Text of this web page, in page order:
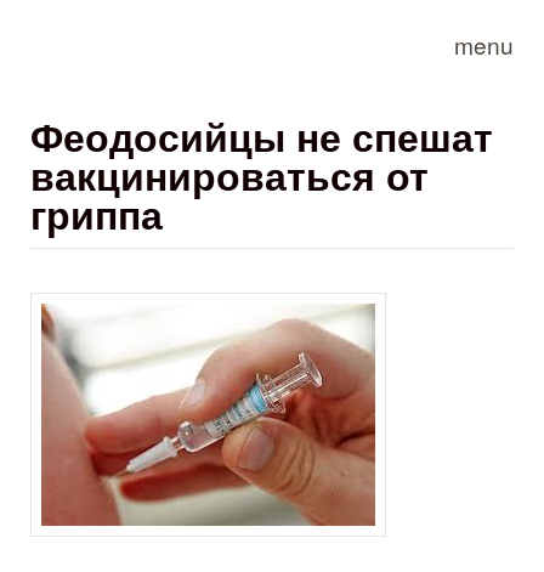
menu
Феодосийцы не спешат
вакцинироваться от
гриппа